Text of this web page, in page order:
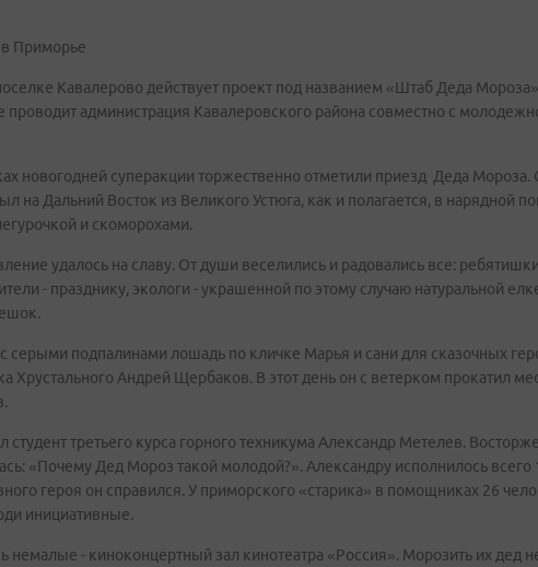
Приморье
Кавалерово действует проект под названием «Штаб Деда
администрация Кавалеровского района совместно с
новогодней суперакции торжественно отметили приезд Деда Мороза.
на Дальний Восток из Великого Устюга, как и полагается, в нарядной
и скоморохами.
удалось на славу. От души веселились и радовались все:
- празднику, экологи - украшенной по этому случаю натуральной
серыми подпалинами лошадь по кличке Марья и сани для сказочных
Хрустального Андрей Щербаков. В этот день он с ветерком прокатил
третьего курса горного техникума Александр Метелев.
«Почему Дед Мороз такой молодой?». Александру исполнилось всего
героя он справился. У приморского «старика» в помощниках 26
инициативные.
немалые - киноконцертный зал кинотеатра «Россия». Морозить их дед